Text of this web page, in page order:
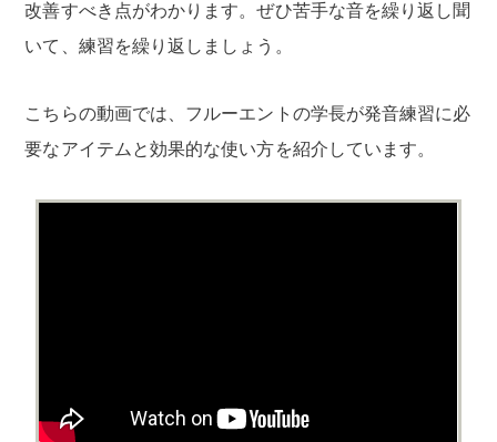
改善すべき点がわかります。ぜひ苦手な音を繰り返し聞
いて、練習を繰り返しましょう。
こちらの動画では、フルーエントの学長が発音練習に必
要なアイテムと効果的な使い方を紹介しています。